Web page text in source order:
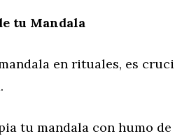
tu Mandala
en rituales, es
tu mandala con humo de